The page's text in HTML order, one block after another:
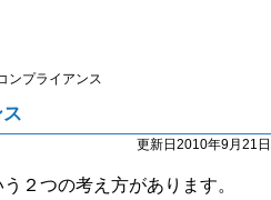
ンプライアンス
更新日2010年9月21日
２つの考え方があります。